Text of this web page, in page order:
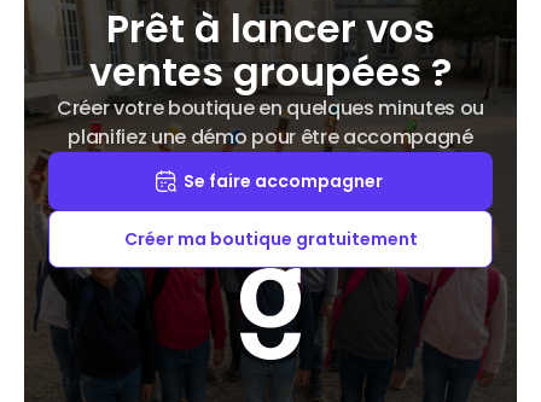
Prêt à lancer vos
ventes groupées ?
Créer votre boutique en quelques minutes ou
planifiez une démo pour être accompagné
Se faire accompagner
Créer ma boutique gratuitement